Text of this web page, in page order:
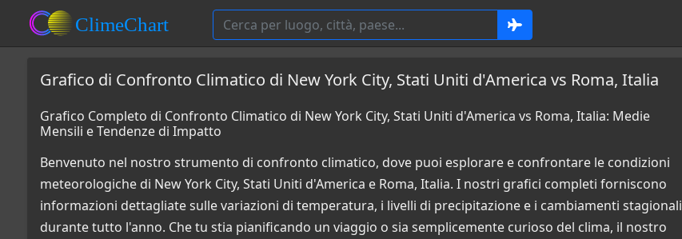
Grafico di Confronto Climatico di New York City, Stati Uniti d'America vs Roma, Italia
Grafico Completo di Confronto Climatico di New York City, Stati Uniti d'America vs Roma, Italia: Medie
Mensili e Tendenze di Impatto
Benvenuto nel nostro strumento di confronto climatico, dove puoi esplorare e confrontare le condizioni
meteorologiche di New York City, Stati Uniti d'America e Roma, Italia. I nostri grafici completi forniscono
informazioni dettagliate sulle variazioni di temperatura, i livelli di precipitazione e i cambiamenti stagionali
durante tutto l'anno. Che tu stia pianificando un viaggio o sia semplicemente curioso del clima, il nostro